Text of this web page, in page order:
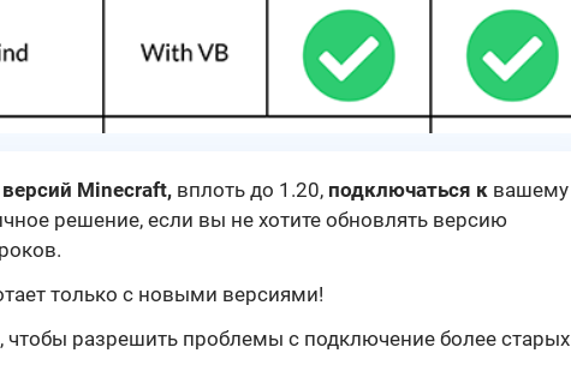
Minecraft, вплоть до 1.20, подключаться к вашему
решение, если вы не хотите обновлять версию
только с новыми версиями!
, чтобы разрешить проблемы с подключение более старых